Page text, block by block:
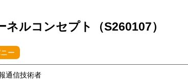
ルコンセプト（S260107）
ー
通信技術者